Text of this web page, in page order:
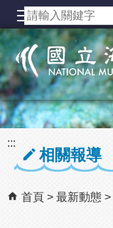
跳到主要內容區塊
:::
相關報導
首頁 最新動態